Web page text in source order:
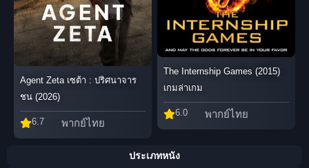
Agent Zeta เซต้า : ปริศนาจาร
ชน (2026)
6.7 พากย์ไทย
The Internship Games (2015)
เกมล่าเกม
6.0 พากย์ไทย
ประเภทหนัง